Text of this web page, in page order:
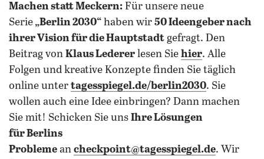
Machen statt Meckern: Für unsere neue
Serie „Berlin 2030“ haben wir 50 Ideengeber nach
ihrer Vision für die Hauptstadt gefragt. Den
Beitrag von Klaus Lederer lesen Sie hier. Alle
Folgen und kreative Konzepte finden Sie täglich
online unter tagesspiegel.de/berlin2030. Sie
wollen auch eine Idee einbringen? Dann machen
Sie mit! Schicken Sie uns Ihre Lösungen
für Berlins
Probleme an checkpoint@tagesspiegel.de. Wir